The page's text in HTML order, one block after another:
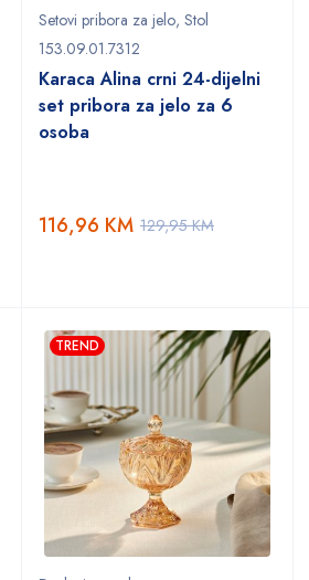
Setovi pribora za jelo, Stol
153.09.01.7312
Karaca Alina crni 24-dijelni
set pribora za jelo za 6
osoba
129,95KM
116,96 KM
TREND